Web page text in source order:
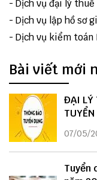
- Dịch vụ đại lý thuế
- Dịch vụ lập hồ sơ
- Dịch vụ kiểm toán
Bài viết mới
ĐẠI LÝ
07/05/
Tuyển